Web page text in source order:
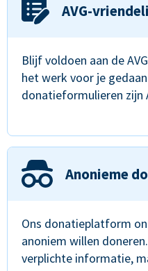
AVG-
Blijf voldoen aan de
het werk voor je
donatieformulieren zijn
Anonieme
Ons donatieplatform
anoniem willen
verplichte informatie,